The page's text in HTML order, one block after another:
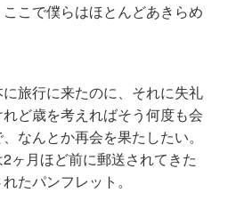
こで僕らはほとんどあきらめ
旅行に来たのに、それに失礼
ど歳を考えればそう何度も会
なんとか再会を果たしたい。
ヶ月ほど前に郵送されてきた
たパンフレット。